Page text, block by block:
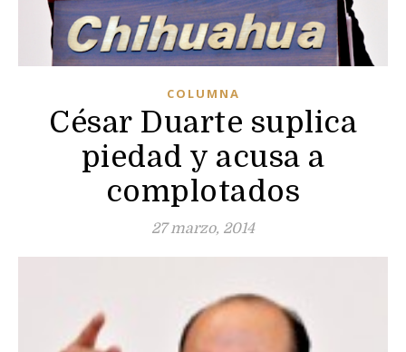
COLUMNA
César Duarte suplica
piedad y acusa a
complotados
27 marzo, 2014